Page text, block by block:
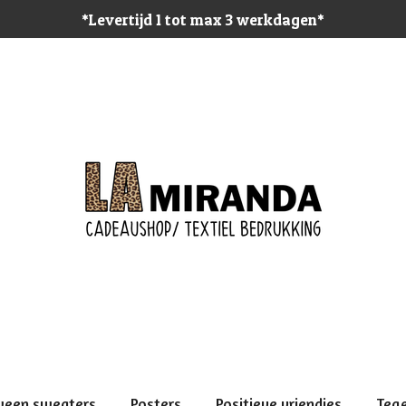
*Levertijd 1 tot max 3 werkdagen*